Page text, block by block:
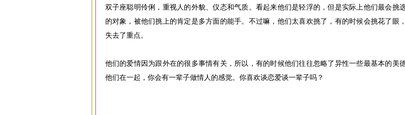
双子座聪明伶俐，重视人的外貌、仪态和气质。看起来他们是轻浮的，但是实际上他们最会挑
的对象，被他们挑上的肯定是多方面的能手。不过嘛，他们太喜欢挑了，有的时候会挑花了眼
失去了重点。
他们的爱情因为跟外在的很多事情有关，所以，有的时候他们往往忽略了异性一些最基本的美
他们在一起，你会有一辈子做情人的感觉。你喜欢谈恋爱谈一辈子吗？